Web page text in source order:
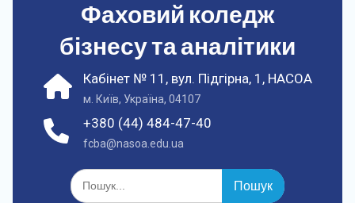
Фаховий коледж
бізнесу та аналітики
+380 (44) 484-47-40
fcba@nasoa.edu.ua
Кабінет № 11, вул. Підгірна, 1, НАСОА
м. Київ, Україна, 04107
Шукати: